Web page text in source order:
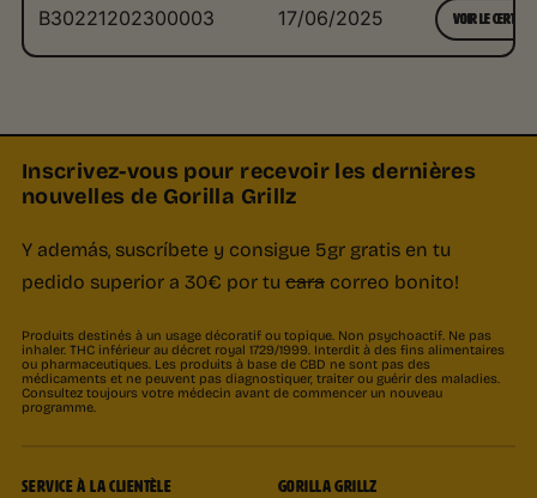
B30221202300003 17/06/2025 VOIR LE
Inscrivez-vous pour recevoir les dernières
nouvelles de Gorilla Grillz
Y además, suscríbete y consigue 5gr gratis en tu
pedido superior a 30€ por tu cara correo bonito!
Produits destinés à un usage décoratif ou topique. Non psychoactif. Ne pas
inhaler. THC inférieur au décret royal 1729/1999. Interdit à des fins alimentaires
ou pharmaceutiques. Les produits à base de CBD ne sont pas des
médicaments et ne peuvent pas diagnostiquer, traiter ou guérir des maladies.
Consultez toujours votre médecin avant de commencer un nouveau
programme.
SERVICE À LA CLIENTÈLE GORILLA GRILLZ